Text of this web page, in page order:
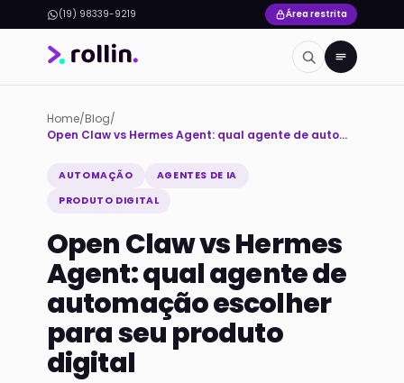
(19) 98339-9219 Área restrita
Home/Blog/
Open Claw vs Hermes Agent: qual agente de automação escolher para seu produto digital
AUTOMAÇÃO
AGENTES DE IA
PRODUTO DIGITAL
Open Claw vs Hermes
Agent: qual agente de
automação escolher
para seu produto
digital